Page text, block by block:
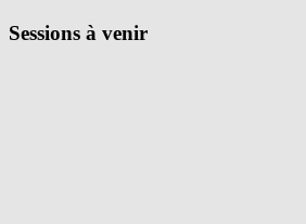
Sessions à venir